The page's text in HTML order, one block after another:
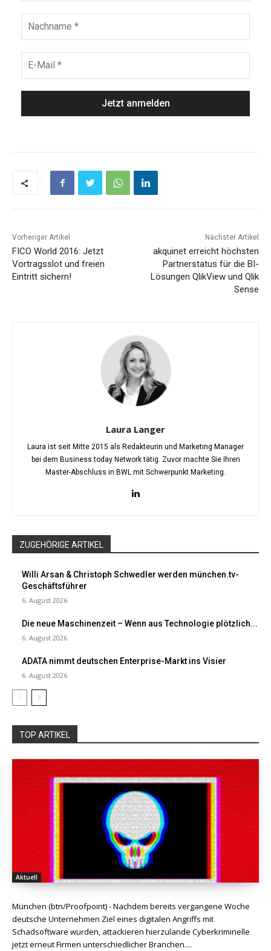
Vorheriger Artikel
FICO World 2016: Jetzt
Vortragsslot und freien
Eintritt sichern!
Nächster Artikel
akquinet erreicht höchsten
Partnerstatus für die BI-
Lösungen QlikView und Qlik
Sense
Laura Langer
Laura ist seit Mitte 2015 als Redakteurin und Marketing Manager
bei dem Business.today Network tätig. Zuvor machte Sie Ihren
Master-Abschluss in BWL mit Schwerpunkt Marketing.
ZUGEHÖRIGE ARTIKEL
Willi Arsan & Christoph Schwedler werden münchen.tv-
Geschäftsführer
6. August 2026
Die neue Maschinenzeit – Wenn aus Technologie plötzlich...
6. August 2026
ADATA nimmt deutschen Enterprise-Markt ins Visier
6. August 2026
TOP ARTIKEL
Aktuell
München (btn/Proofpoint) - Nachdem bereits vergangene Woche
deutsche Unternehmen Ziel eines digitalen Angriffs mit
Schadsoftware wurden, attackieren hierzulande Cyberkriminelle
jetzt erneut Firmen unterschiedlicher Branchen....